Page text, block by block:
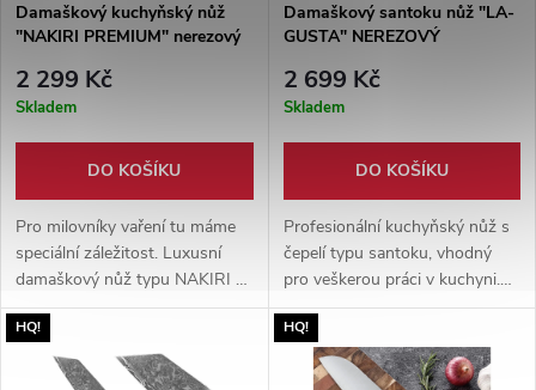
Damaškový kuchyňský nůž
"NAKIRI PREMIUM" nerezový
2 299 Kč
Skladem
DO KOŠÍKU
Pro milovníky vaření tu máme
speciální záležitost. Luxusní
damaškový nůž typu NAKIRI s
čepelí z vysoce kvalitní oceli
AUS10 a rukojetí ze
stabilizovaného olivového
Damaškový santoku nůž "LA-
GUSTA" NEREZOVÝ
2 699 Kč
Skladem
DO KOŠÍKU
Profesionální kuchyňský nůž s
čepelí typu santoku, vhodný
pro veškerou práci v kuchyni.
Japonská nerezová ocel VG10,
67 vrstev. Rukojeť G10. Luxusní
dárkové balení.
HQ! HQ!